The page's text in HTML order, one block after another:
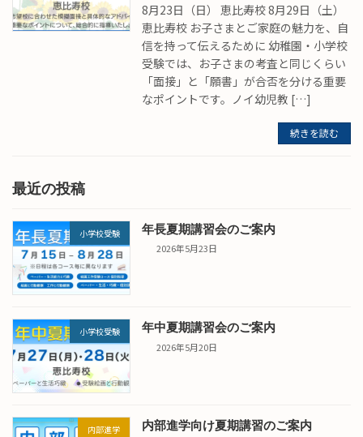
8月23日（日） 恵比寿校 8月29日（土）
恵比寿校 お子さまとご家庭の魅力を、自
信を持って伝えるために 幼稚園・小学校
受験では、お子さまの考査と同じくらい
「面接」と「願書」が合否を分ける重要
なポイントです。ノイ幼児教 […]
続きを読む
最近の投稿
小学校受験 年長夏期講習会のご案内
2026年5月23日
小学校受験 年中夏期講習会のご案内
2026年5月20日
内部進学 内部進学向け夏期講習のご案内